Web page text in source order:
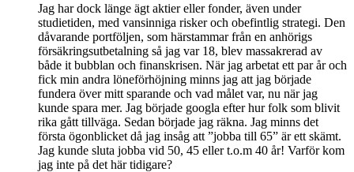
Jag har dock länge ägt aktier eller fonder, även under
studietiden, med vansinniga risker och obefintlig strategi. Den
dåvarande portföljen, som härstammar från en anhörigs
försäkringsutbetalning så jag var 18, blev massakrerad av
både it bubblan och finanskrisen. När jag arbetat ett par år och
fick min andra löneförhöjning minns jag att jag började
fundera över mitt sparande och vad målet var, nu när jag
kunde spara mer. Jag började googla efter hur folk som blivit
rika gått tillväga. Sedan började jag räkna. Jag minns det
första ögonblicket då jag insåg att ”jobba till 65” är ett skämt.
Jag kunde sluta jobba vid 50, 45 eller t.o.m 40 år! Varför kom
jag inte på det här tidigare?